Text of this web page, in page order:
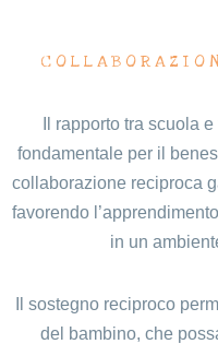
Il rapporto tra scuola
fondamentale per il
collaborazione reciproca
favorendo
in un
Il sostegno reciproco
del bambino, che